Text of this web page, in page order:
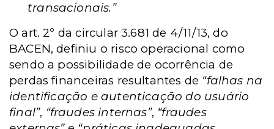
transacionais.”
O art. 2º da circular 3.681 de 4/11/13, do
BACEN, definiu o risco operacional como
sendo a possibilidade de ocorrência de
perdas financeiras resultantes de “falhas na
identificação e autenticação do usuário
final”, “fraudes internas”, “fraudes